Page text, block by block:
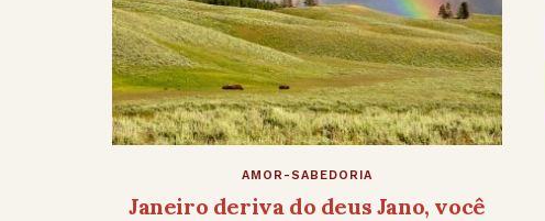
AMOR-SABEDORIA
Janeiro deriva do deus Jano, você